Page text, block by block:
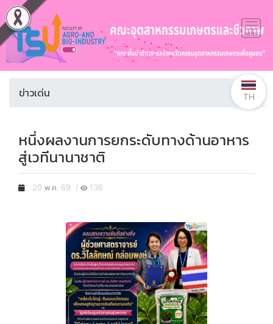
ข่าวเด่น
หนึ่งผลงานการยกระดับทางด้านอาหาร
สู่เวทีนานาชาติ
20 พ.ค. 69 / 136
TH